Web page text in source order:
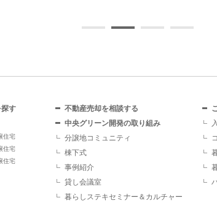
す
住宅
住宅
住宅
不動産売却を相談する
中央グリーン開発の取り組み
分譲地コミュニティ
棟下式
事例紹介
貸し会議室
暮らしステキセミナー＆カルチャー